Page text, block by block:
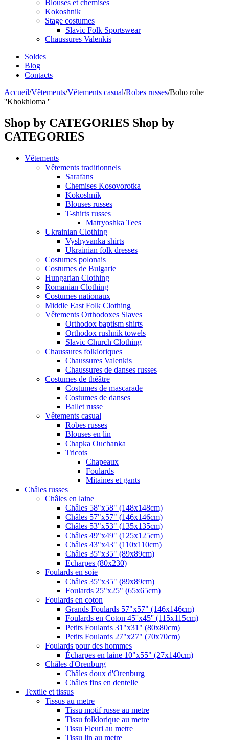
Blouses et chemises
Kokoshnik
Stage costumes
Slavic Folk Sportswear
Chaussures Valenkis
Soldes
Blog
Contacts
Accueil/Vêtements/Vêtements casual/Robes russes/Boho robe
''Khokhloma ''
Shop by CATEGORIES Shop by
CATEGORIES
Vêtements
Vêtements traditionnels
Sarafans
Chemises Kosovorotka
Kokoshnik
Blouses russes
T-shirts russes
Matryoshka Tees
Ukrainian Clothing
Vyshyvanka shirts
Ukrainian folk dresses
Costumes polonais
Costumes de Bulgarie
Hungarian Clothing
Romanian Clothing
Costumes nationaux
Middle East Folk Clothing
Vêtements Orthodoxes Slaves
Orthodox baptism shirts
Orthodox rushnik towels
Slavic Church Clothing
Chaussures folkloriques
Chaussures Valenkis
Chaussures de danses russes
Costumes de théâtre
Costumes de mascarade
Costumes de danses
Ballet russe
Vêtements casual
Robes russes
Blouses en lin
Chapka Ouchanka
Tricots
Chapeaux
Foulards
Mitaines et gants
Châles russes
Châles en laine
Châles 58"x58" (148x148cm)
Châles 57"x57" (146x146cm)
Châles 53"x53" (135x135cm)
Châles 49"x49" (125x125cm)
Châles 43"x43" (110x110cm)
Châles 35"x35" (89x89cm)
Echarpes (80х230)
Foulards en soie
Châles 35"x35" (89x89cm)
Foulards 25"x25" (65x65cm)
Foulards en coton
Grands Foulards 57"x57" (146x146cm)
Foulards en Coton 45''x45'' (115x115cm)
Petits Foulards 31"x31" (80x80cm)
Petits Foulards 27"x27" (70x70cm)
Foulards pour des hommes
Écharpes en laine 10"x55" (27x140cm)
Châles d'Orenburg
Châles doux d'Orenburg
Châles fins en dentelle
Textile et tissus
Tissus au metre
Tissu motif russe au metre
Tissu folklorique au metre
Tissu Fleuri au metre
Tissu lin au metre